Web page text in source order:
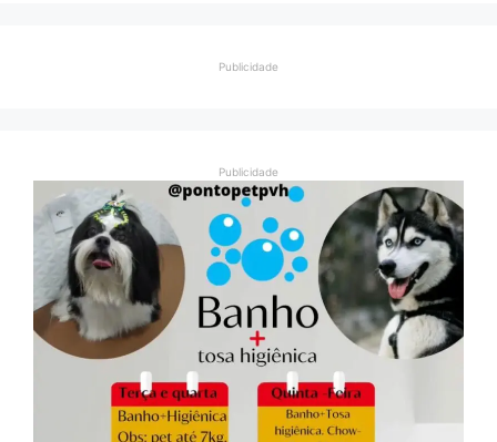
Publicidade
Publicidade